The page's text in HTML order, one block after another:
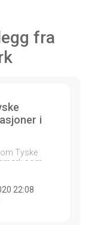
fra
i
Tyske
som…
22:08